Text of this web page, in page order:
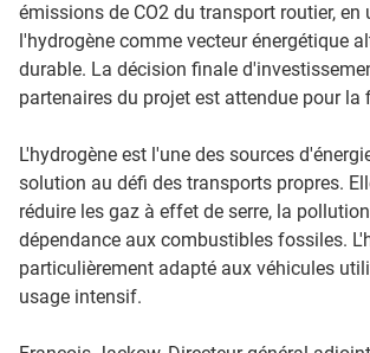
émissions de CO2 du transport routier, en
l'hydrogène comme vecteur énergétique
durable. La décision finale
partenaires du projet est attendue pour la
L'hydrogène est l'une des sources
solution au défi des transports propres.
réduire les gaz à effet de serre, la
dépendance aux combustibles fossiles.
particulièrement adapté aux véhicules
usage intensif.